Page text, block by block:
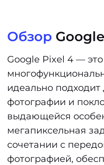
Обзор
Google Pixel 4 —
идеально
фотографии и
выдающейся
мегапиксельная
сочетании с
фотографией,